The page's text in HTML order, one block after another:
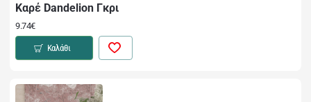
Καρέ Dandelion Γκρι
9.74€
Καλάθι